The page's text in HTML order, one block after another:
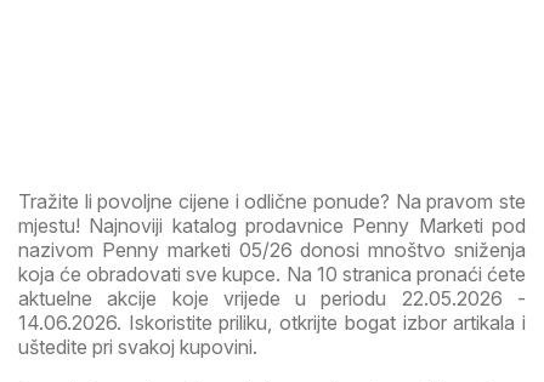
Tražite li povoljne cijene i odlične ponude? Na pravom ste
mjestu! Najnoviji katalog prodavnice Penny Marketi pod
nazivom Penny marketi 05/26 donosi mnoštvo sniženja
koja će obradovati sve kupce. Na 10 stranica pronaći ćete
aktuelne akcije koje vrijede u periodu 22.05.2026 -
14.06.2026. Iskoristite priliku, otkrijte bogat izbor artikala i
uštedite pri svakoj kupovini.